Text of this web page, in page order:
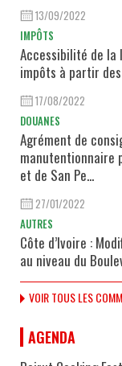
13/09/2022
IMPÔTS
Accessibilité de la
impôts à partir
17/08/2022
DOUANES
Agrément de
manutentionnaire
et de San Pe...
27/01/2022
AUTRES
Côte d’Ivoire :
au niveau du
VOIR TOUS LES
AGENDA